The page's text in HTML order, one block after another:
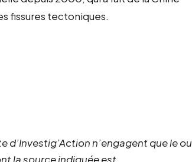
fissures tectoniques.
d’Investig’Action n’engagent que le ou
la source indiquée est